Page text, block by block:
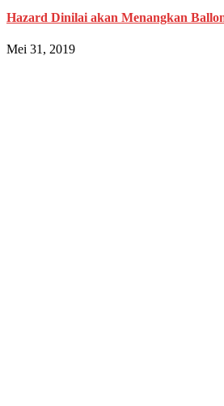
Hazard Dinilai akan Menangkan
Mei 31, 2019